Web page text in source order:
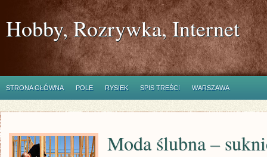
Hobby, Rozrywka, Internet
STRONA GŁÓWNA POLE RYSIEK SPIS TREŚCI WARSZAWA
Moda ślubna –